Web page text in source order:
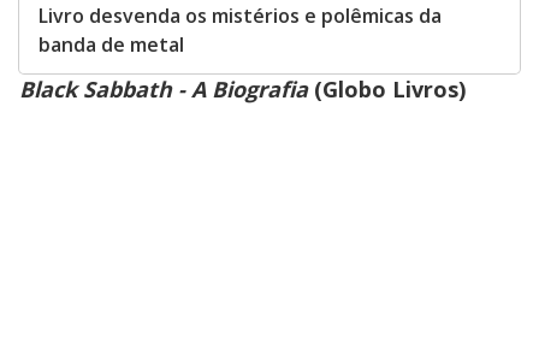
Livro desvenda os mistérios e polêmicas da
banda de metal
Black Sabbath - A Biografia(Globo Livros)